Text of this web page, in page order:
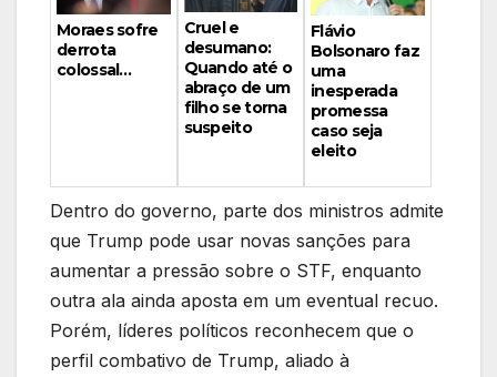
Moraes sofre
derrota
colossal…
Cruel e
desumano:
Quando até o
abraço de um
filho se torna
suspeito
Flávio
Bolsonaro faz
uma
inesperada
promessa
caso seja
eleito
Dentro do governo, parte dos ministros admite
que Trump pode usar novas sanções para
aumentar a pressão sobre o STF, enquanto
outra ala ainda aposta em um eventual recuo.
Porém, líderes políticos reconhecem que o
perfil combativo de Trump, aliado à